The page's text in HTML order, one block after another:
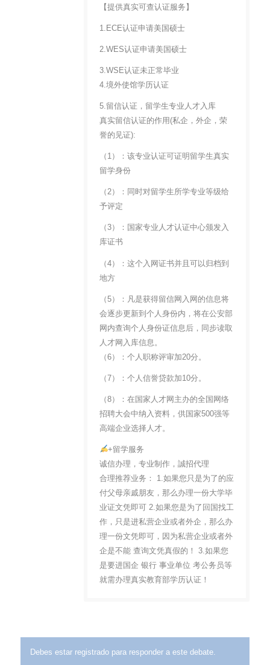
【提供真实可查认证服务】
1.ECE认证申请美国硕士
2.WES认证申请美国硕士
3.WSE认证未正常毕业
4.境外使馆学历认证
5.留信认证，留学生专业人才入库
真实留信认证的作用(私企，外企，荣
誉的见证):
（1）：该专业认证可证明留学生真实
留学身份
（2）：同时对留学生所学专业等级给
予评定
（3）：国家专业人才认证中心颁发入
库证书
（4）：这个入网证书并且可以归档到
地方
（5）：凡是获得留信网入网的信息将
会逐步更新到个人身份内，将在公安部
网内查询个人身份证信息后，同步读取
人才网入库信息。
（6）：个人职称评审加20分。
（7）：个人信誉贷款加10分。
（8）：在国家人才网主办的全国网络
招聘大会中纳入资料，供国家500强等
高端企业选择人才。
+留学服务
诚信办理，专业制作，誠招代理
合理推荐业务： 1.如果您只是为了的应
付父母亲戚朋友，那么办理一份大学毕
业证文凭即可 2.如果您是为了回国找工
作，只是进私营企业或者外企，那么办
理一份文凭即可，因为私营企业或者外
企是不能 查询文凭真假的！ 3.如果您
是要进国企 银行 事业单位 考公务员等
就需办理真实教育部学历认证！
Debes estar registrado para responder a este debate.